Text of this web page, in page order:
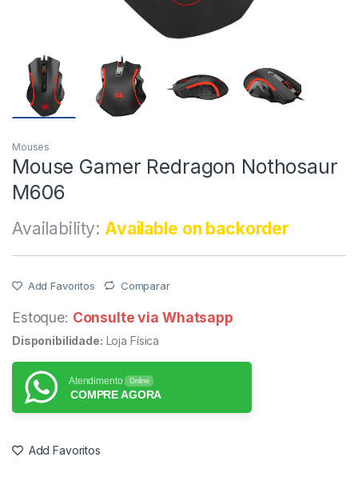
Mouses
Mouse Gamer Redragon Nothosaur
M606
Availability: Available on backorder
Add Favoritos Comparar
Estoque: Consulte via Whatsapp
Disponibilidade: Loja Física
Atendimento Online
COMPRE AGORA
Add Favoritos